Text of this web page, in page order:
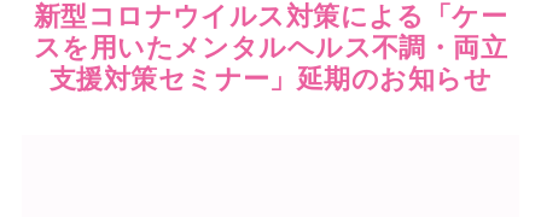
新型コロナウイルス対策による「ケー
スを用いたメンタルヘルス不調・両立
支援対策セミナー」延期のお知らせ